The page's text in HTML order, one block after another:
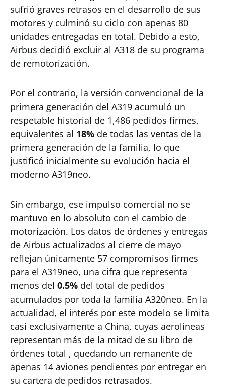
sufrió graves retrasos en el desarrollo de sus
motores y culminó su ciclo con apenas 80
unidades entregadas en total. Debido a esto,
Airbus decidió excluir al A318 de su programa
de remotorización.
Por el contrario, la versión convencional de la
primera generación del A319 acumuló un
respetable historial de 1,486 pedidos firmes,
equivalentes al 18% de todas las ventas de la
primera generación de la familia, lo que
justificó inicialmente su evolución hacia el
moderno A319neo.
Sin embargo, ese impulso comercial no se
mantuvo en lo absoluto con el cambio de
motorización. Los datos de órdenes y entregas
de Airbus actualizados al cierre de mayo
reflejan únicamente 57 compromisos firmes
para el A319neo, una cifra que representa
menos del 0.5% del total de pedidos
acumulados por toda la familia A320neo. En la
actualidad, el interés por este modelo se limita
casi exclusivamente a China, cuyas aerolíneas
representan más de la mitad de su libro de
órdenes total , quedando un remanente de
apenas 14 aviones pendientes por entregar en
su cartera de pedidos retrasados.